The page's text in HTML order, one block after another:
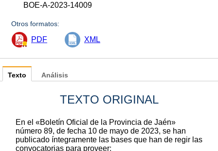
BOE-A-2023-14009
Otros formatos:
PDF XML
Texto
TEXTO ORIGINAL
En el «Boletín Oficial de la Provincia de Jaén»
número 89, de fecha 10 de mayo de 2023, se han
publicado íntegramente las bases que han de regir las
convocatorias para proveer:
Análisis